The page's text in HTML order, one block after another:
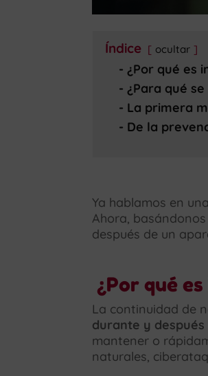
Índice ocultar
¿Por qué es
¿Para qué
La primera
De la
Ya hablamos en
Ahora,
después de un
¿Por qué
La continuidad de
durante y
mantener o
naturales,